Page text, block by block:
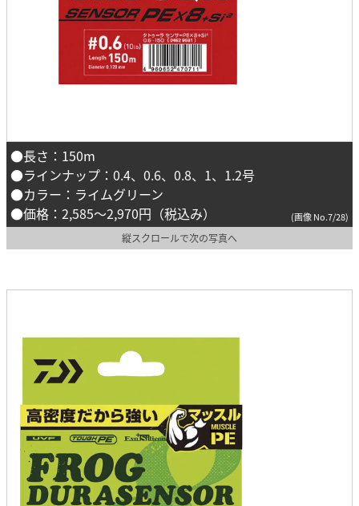
●長さ：150m
●ラインナップ：0.4、0.6、0.8、1、1.2号
●カラー：ライムグリーン
●価格：2,585〜2,970円（税込み）
(画像 No.7/28)
縦スクロールで次の写真へ